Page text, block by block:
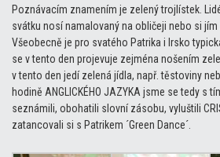
Poznávacím znamením je zelený trojlístek.
svátku nosí namalovaný na obličeji nebo si jím
Všeobecně je pro svatého Patrika i Irsko
se v tento den projevuje zejména nošením
v tento den jedí zelená jídla, např. těstoviny
hodině ANGLICKÉHO JAZYKA jsme se tedy s
seznámili, obohatili slovní zásobu, vyluštili
zatancovali si s Patrikem ´Green Dance´.